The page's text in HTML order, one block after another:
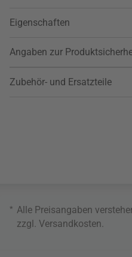
Eigenschaften
Angaben zur
Zubehör- und Ersatzteile
* Alle Preisangaben
zzgl. Versandkosten